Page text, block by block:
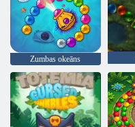
Zumbas okeāns